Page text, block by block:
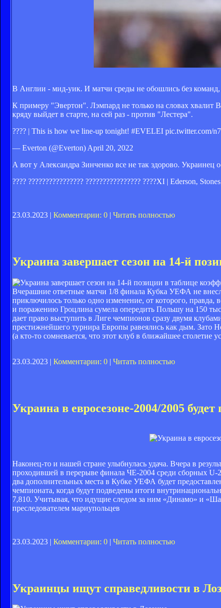
В Англии - мид-уик. И матчи среды не обошлись без
К примеру "Эвертон". Лэмпард не только на словах хвалит
кряду выйдет в старте, на сей раз - против "Лестера".
???? | This is how we line-up tonight! #EVELEI pic.twitter.com/
— Everton (@Everton) April 20, 2022
А вот у Александра Зинченко все не так здорово.
???? ???????????????? ???????????????? ????XI | Ederson,
23.03.2023 | Комментарии: 0 | Читать полностью
Украина завершает сезон на 14-й
Вчерашние ответные матчи 1/8 финала Кубка УЕФА не
приключилось только одно изменение, от которого,
и поражению Гроцлина сумела опередить Польшу на 150
дает право выступить в Лиге чемпионов сразу двумя
престижнейшего турнира Европы равеялись как дым. Зато
(а кто-то сомневается, что этот клуб в ближайшее столетие
23.03.2023 | Комментарии: 0 | Читать полностью
Украина в евросезоне-2004/2005
Наконец-то и нашей стране улыбнулась удача. Вчера в
проходившей в перерыве финала ЧЕ-2004 среди сборных U-
два дополнительных места в Кубке УЕФА будет
чемпионата, когда будут подведены итоги
7,810. Учитывая, что идущие следом за ним «Динамо» и
преследователем мариупольцев
23.03.2023 | Комментарии: 0 | Читать полностью
Украинцы ищут справедливости в